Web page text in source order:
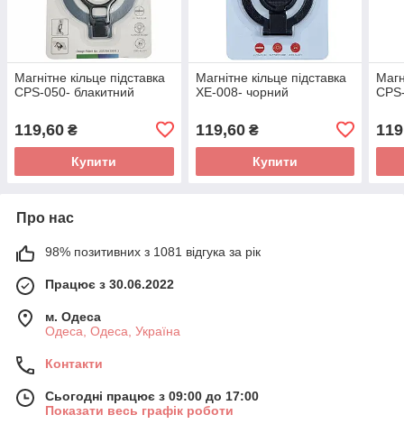
Магнітне кільце підставка
CPS-050- блакитний
119,60 ₴
Купити
Магнітне кільце підставка
XE-008- чорний
119,60₴
Купити
Про нас
98% позитивних з 1081 відгука за рік
Працює з 30.06.2022
м. Одеса
Одеса, Одеса, Україна
Контакти
Сьогодні працює з 09:00 до 17:00
Показати весь графік роботи